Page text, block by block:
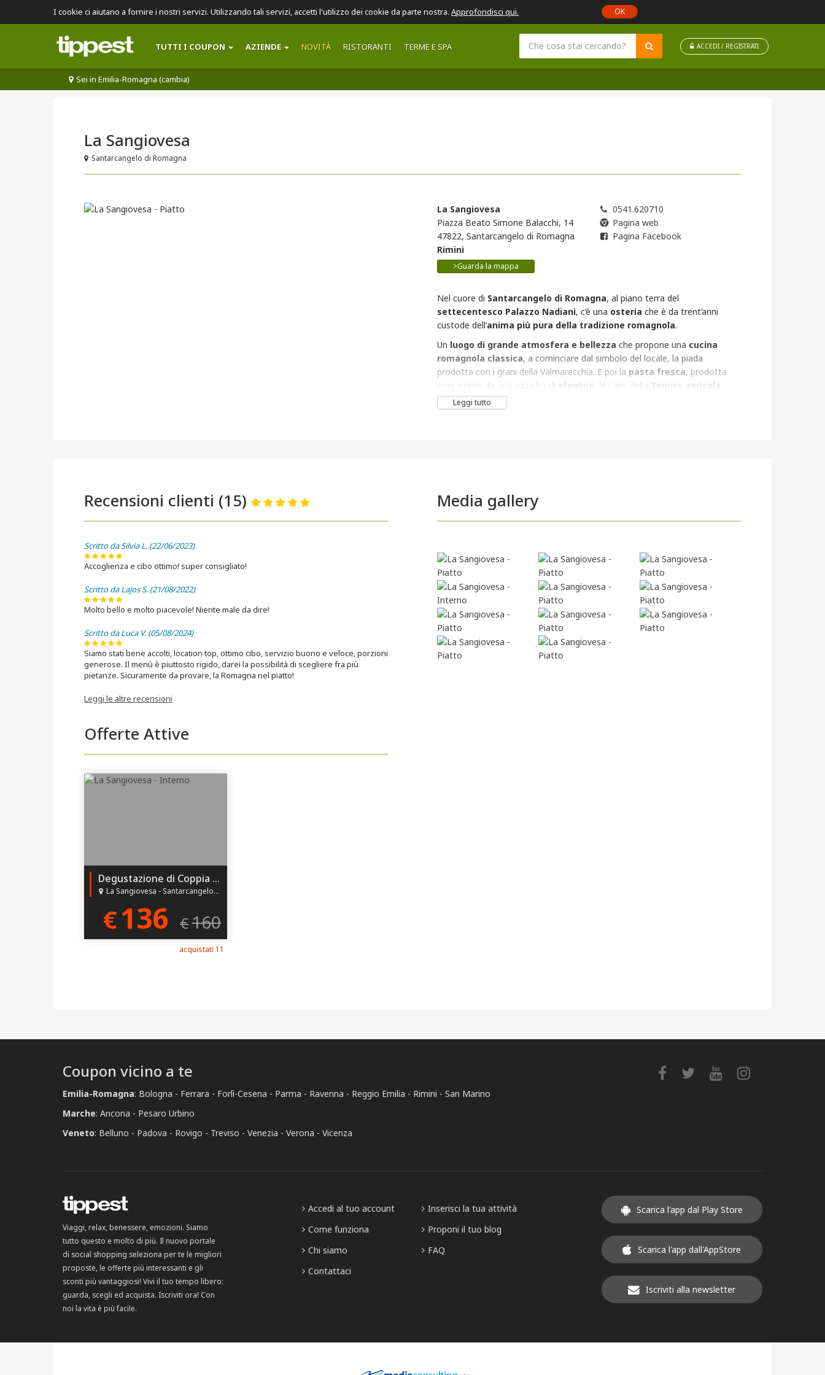
I cookie ci aiutano a fornire i nostri servizi. Utilizzando tali servizi, accetti l'utilizzo dei cookie da parte nostra. Approfondisci qui. OK
TUTTI I COUPON AZIENDE NOVITÀ RISTORANTI TERME E SPA ACCEDI / REGISTRATI
Sei in Emilia-Romagna (cambia)
La Sangiovesa
Santarcangelo di Romagna
La Sangiovesa
Piazza Beato Simone Balacchi, 14
47822, Santarcangelo di Romagna
Rimini
>Guarda la mappa
0541.620710
Pagina web
Pagina Facebook
Nel cuore di Santarcangelo di Romagna, al piano terra del
settecentesco Palazzo Nadiani, c’è una osteria che è da trent’anni
custode dell’anima più pura della tradizione romagnola.
Un luogo di grande atmosfera e bellezza che propone una cucina
romagnola classica, a cominciare dal simbolo del locale, la piada
prodotta con i grani della Valmarecchia. E poi la pasta fresca, prodotta
ogni giorno da una squadra di sfogline , le carni della Tenuta agricola
Saiano, sempre della famiglia Maggioli, e il
proprio.
Leggi tutto
Recensioni clienti (15)
Scritto da Silvia L. (22/06/2023)
Accoglienza e cibo ottimo! super consigliato!
Scritto da Lajos S. (21/08/2022)
Molto bello e molto piacevole! Niente male da dire!
Scritto da Luca V. (05/08/2024)
Siamo stati bene accolti, location top, ottimo cibo, servizio buono e veloce, porzioni
generose. Il menù è piuttosto rigido, darei la possibilità di scegliere fra più
pietanze. Sicuramente da provare, la Romagna nel piatto!
Leggi le altre recensioni
Offerte Attive
Degustazione di Coppia con Abbinamento Vini!
La Sangiovesa - Santarcangelo di Romagna (RN)
€136 €160
acquistati 11
Media gallery
Coupon vicino a te
Emilia-Romagna: Bologna Ferrara Forlì-Cesena Parma Ravenna Reggio Emilia Rimini
San Marino
Marche: Ancona
Pesaro Urbino
Veneto: Belluno Padova Rovigo Treviso Venezia Verona Vicenza
Viaggi, relax, benessere, emozioni. Siamo
tutto questo e molto di più. Il nuovo portale
di social shopping seleziona per te le migliori
proposte, le offerte più interessanti e gli
sconti più vantaggiosi! Vivi il tuo tempo libero:
guarda, scegli ed acquista. Iscriviti ora! Con
noi la vita è più facile.
Accedi al tuo account
Come funziona
Chi siamo
Contattaci
Inserisci la tua attività
Proponi il tuo blog
FAQ
Scarica l'app dal Play Store
Scarica l'app dall'AppStore
Iscriviti alla newsletter